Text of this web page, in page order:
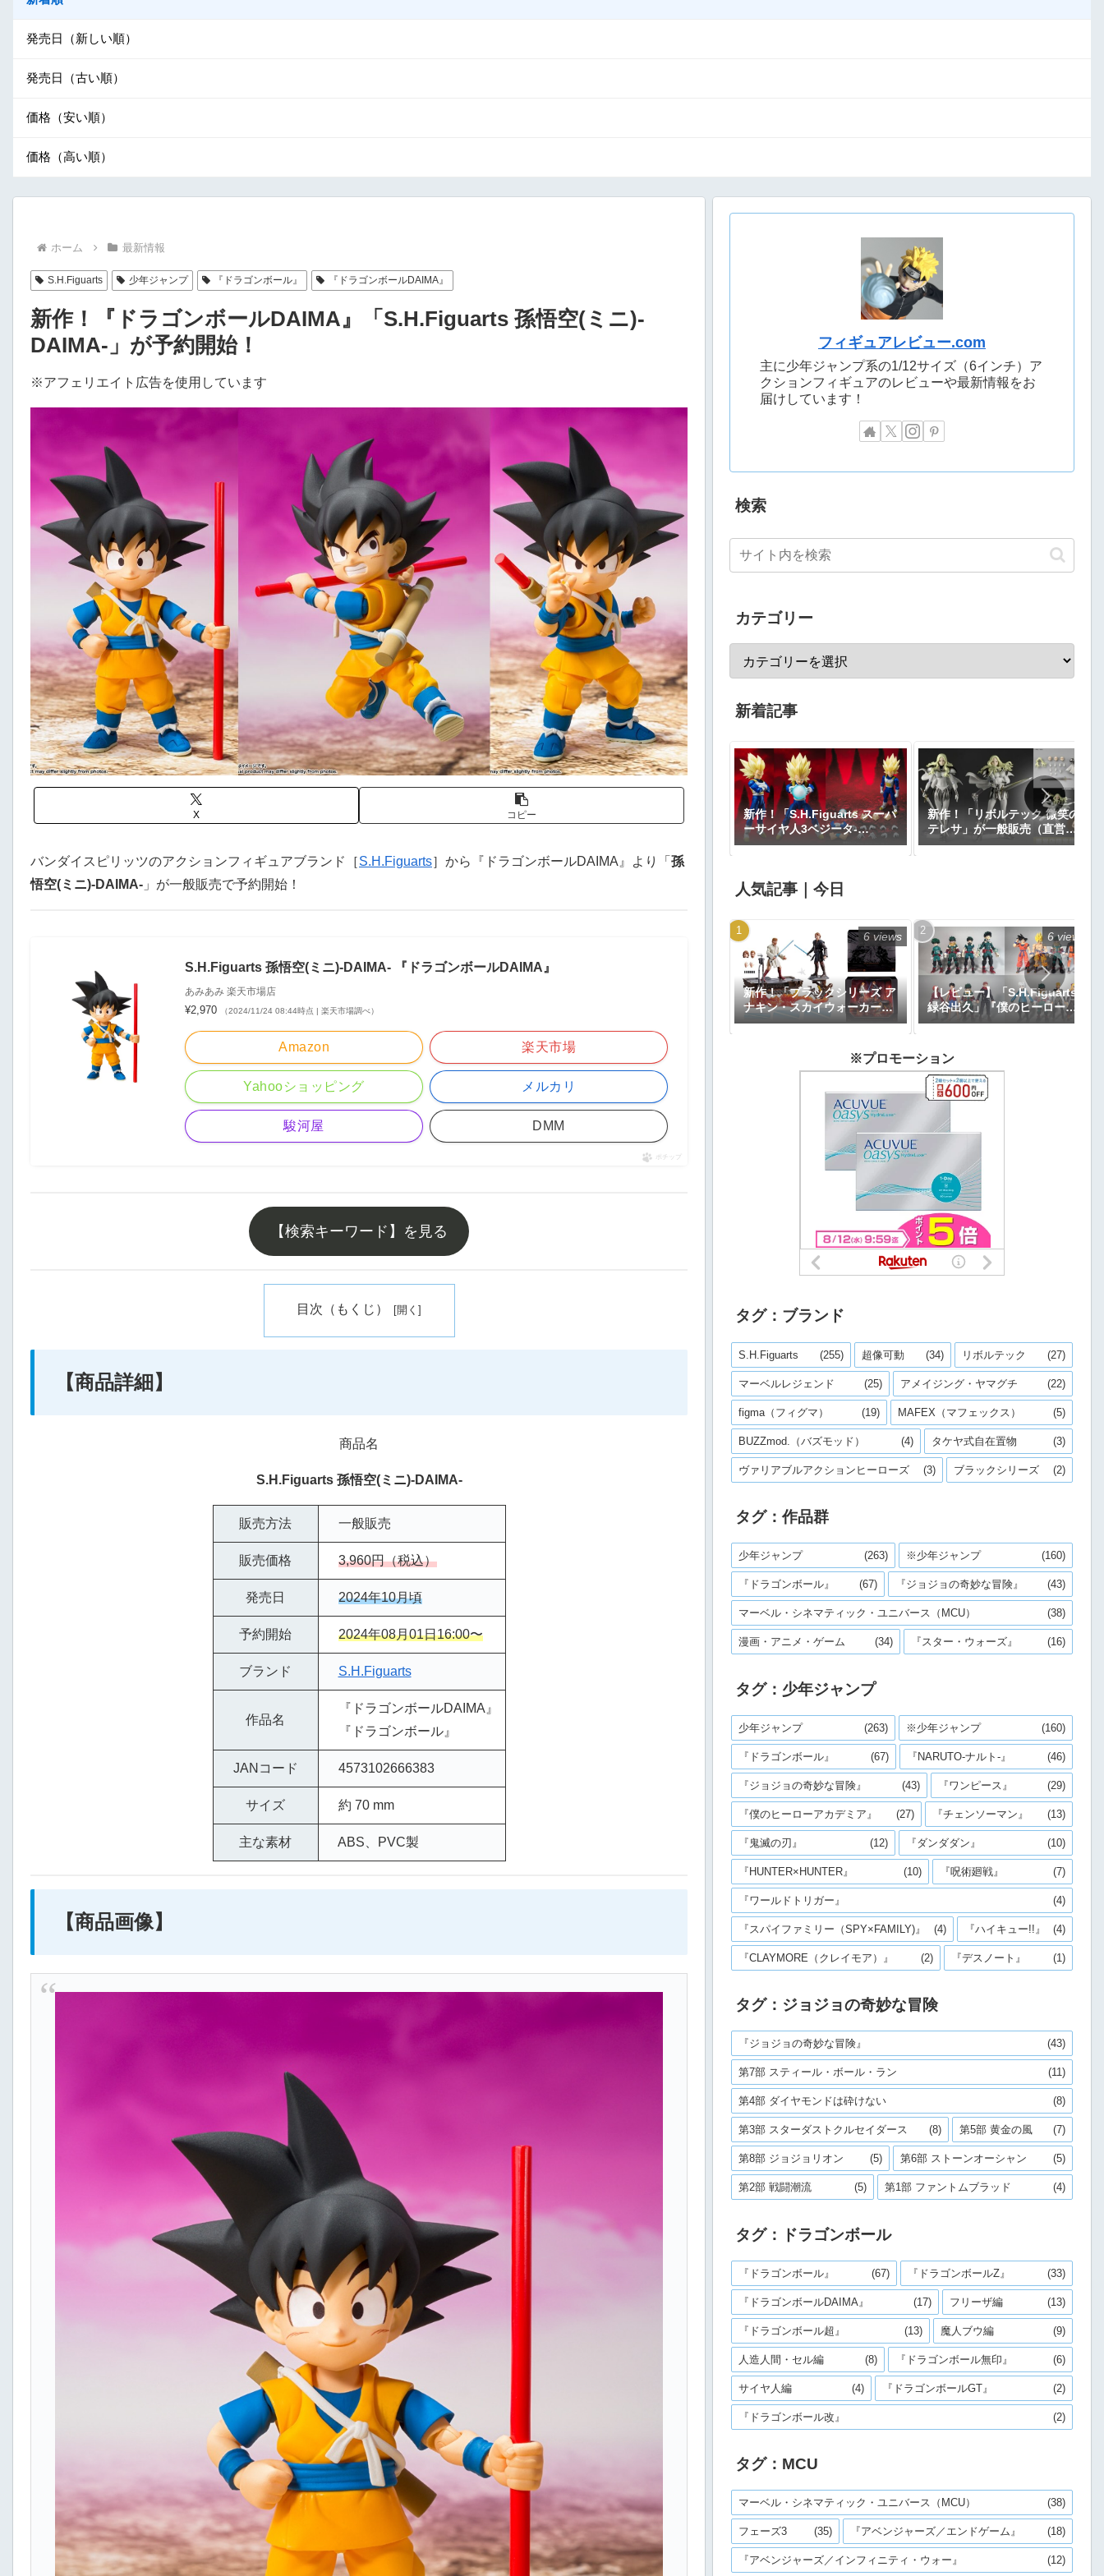
発売日（新しい順）
発売日（古い順）
価格（安い順）
価格（高い順）
ホーム 最新情報
S.H.Figuarts 少年ジャンプ 『ドラゴンボール』 『ドラゴンボールDAIMA』
新作！『ドラゴンボールDAIMA』「S.H.Figuarts 孫悟空(ミニ)-
DAIMA-」が予約開始！
※アフェリエイト広告を使用しています
X コピー
バンダイスピリッツのアクションフィギュアブランド［S.H.Figuarts］から『ドラゴンボールDAIMA』より「 孫
悟空(ミニ)-DAIMA- 」が一般販売で予約開始！
S.H.Figuarts 孫悟空(ミニ)-DAIMA- 『ドラゴンボールDAIMA』
あみあみ 楽天市場店
¥2,970 （2024/11/24 08:44時点 | 楽天市場調べ）
Amazon 楽天市場
Yahooショッピング メルカリ
駿河屋 DMM
ポチップ
【検索キーワード】を見る
目次（もくじ）
【商品詳細】
商品名
S.H.Figuarts 孫悟空(ミニ)-DAIMA-
販売方法 一般販売
販売価格 3,960円（税込）
発売日 2024年10月頃
予約開始 2024年08月01日16:00〜
ブランド S.H.Figuarts
作品名
『ドラゴンボールDAIMA』
『ドラゴンボール』
JANコード 4573102666383
サイズ 約 70 mm
主な素材 ABS、PVC製
【商品画像】
フィギュアレビュー.com
主に少年ジャンプ系の1/12サイズ（6インチ）ア
クションフィギュアのレビューや最新情報をお
届けしています！
検索
カテゴリー
新着記事
新作！「S.H.Figuarts スーパ
ーサイヤ人3ベジータ-
DAIMA-」がプレミアムバン
円｜発売日2027年1月予定
新作！「リボルテック 微笑の
テレサ」が一般販売（直営店
限定特典あり）で登場！
人気記事｜今日
新作！「ブラックシリーズ ア
ナキン・スカイウォーカー＆
オビ＝ワン・ケノービ プレミ
【Amazon.co.jp限定】で予
約開始｜価格26,616円、発売
ド3／シスの復讐』
6 views
【レビュー】「S.H.Figuarts
緑谷出久」『僕のヒーローア
カデミア』
6 views
※プロモーション
タグ：ブランド
S.H.Figuarts (255) 超像可動 (34) リボルテック (27)
マーベルレジェンド (25) アメイジング・ヤマグチ (22)
figma（フィグマ） (19) MAFEX（マフェックス） (5)
BUZZmod.（バズモッド） (4) タケヤ式自在置物 (3)
ヴァリアブルアクションヒーローズ (3) ブラックシリーズ (2)
タグ：作品群
少年ジャンプ (263) ※少年ジャンプ (160)
『ドラゴンボール』 (67) 『ジョジョの奇妙な冒険』 (43)
マーベル・シネマティック・ユニバース（MCU） (38)
漫画・アニメ・ゲーム (34) 『スター・ウォーズ』 (16)
タグ：少年ジャンプ
少年ジャンプ (263) ※少年ジャンプ (160)
『ドラゴンボール』 (67) 『NARUTO-ナルト-』 (46)
『ジョジョの奇妙な冒険』 (43) 『ワンピース』 (29)
『僕のヒーローアカデミア』 (27) 『チェンソーマン』 (13)
『鬼滅の刃』 (12) 『ダンダダン』 (10)
『HUNTER×HUNTER』 (10) 『呪術廻戦』 (7)
『ワールドトリガー』 (4)
『スパイファミリー（SPY×FAMILY)』 (4) 『ハイキュー!!』 (4)
『CLAYMORE（クレイモア）』 (2) 『デスノート』 (1)
タグ：ジョジョの奇妙な冒険
『ジョジョの奇妙な冒険』 (43)
第7部 スティール・ボール・ラン (11)
第4部 ダイヤモンドは砕けない (8)
第3部 スターダストクルセイダース (8) 第5部 黄金の風 (7)
第8部 ジョジョリオン (5) 第6部 ストーンオーシャン (5)
第2部 戦闘潮流 (5) 第1部 ファントムブラッド (4)
タグ：ドラゴンボール
『ドラゴンボール』 (67) 『ドラゴンボールZ』 (33)
『ドラゴンボールDAIMA』 (17) フリーザ編 (13)
『ドラゴンボール超』 (13) 魔人ブウ編 (9)
人造人間・セル編 (8) 『ドラゴンボール無印』 (6)
サイヤ人編 (4) 『ドラゴンボールGT』 (2)
『ドラゴンボール改』 (2)
タグ：MCU
マーベル・シネマティック・ユニバース（MCU） (38)
フェーズ3 (35) 『アベンジャーズ／エンドゲーム』 (18)
『アベンジャーズ／インフィニティ・ウォー』 (12)